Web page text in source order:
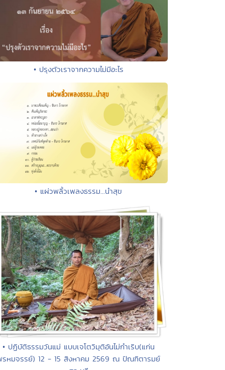
• ปรุงตัวเราจากความไม่มีอะไร
• แผ่วพลิ้วเพลงธรรม...นำสุข
• ปฏิบัติธรรมวันแม่ แบบเจโตวิมุติอันไม่กำเริบ(แก่น
หมจรรย์) 12 - 15 สิงหาคม 2569 ณ ปัณฑิตารมย์